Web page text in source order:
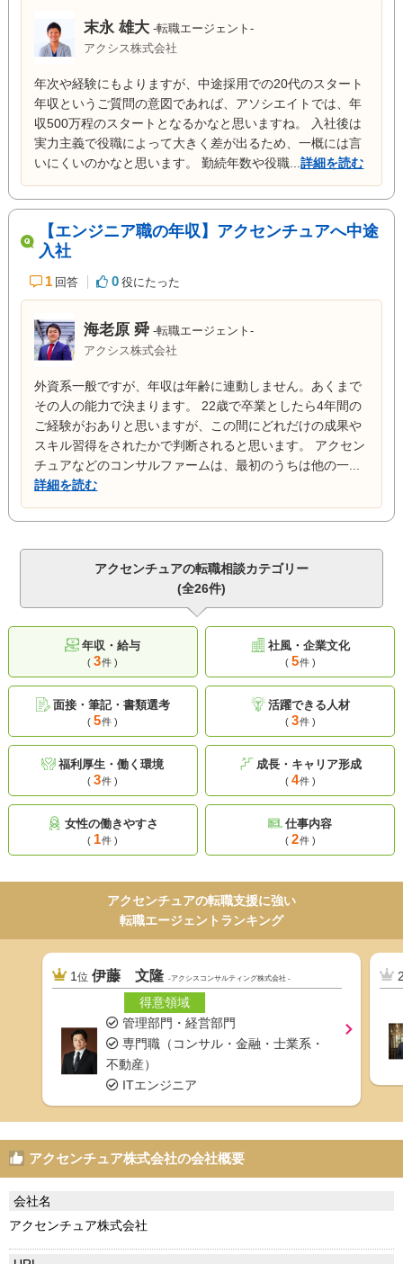
末永 雄大 -転職エージェント-
アクシス株式会社
年次や経験にもよりますが、中途採用での20代のスタート
年収というご質問の意図であれば、アソシエイトでは、年
収500万程のスタートとなるかなと思いますね。 入社後は
実力主義で役職によって大きく差が出るため、一概には言
いにくいのかなと思います。 勤続年数や役職...詳細を読む
【エンジニア職の年収】アクセンチュアへ中途
入社
1 回答 0 役にたった
海老原 舜 -転職エージェント-
アクシス株式会社
外資系一般ですが、年収は年齢に連動しません。あくまで
その人の能力で決まります。 22歳で卒業としたら4年間の
ご経験がおありと思いますが、この間にどれだけの成果や
スキル習得をされたかで判断されると思います。 アクセン
チュアなどのコンサルファームは、最初のうちは他の一...
詳細を読む
アクセンチュアの転職相談カテゴリー
(全26件)
年収・給与
(3件 )
社風・企業文化
( 5件 )
面接・筆記・書類選考
(5件 )
活躍できる人材
( 3件 )
福利厚生・働く環境
(3件 )
成長・キャリア形成
( 4件 )
女性の働きやすさ
( 1件 )
仕事内容
( 2件 )
アクセンチュアの転職支援に強い
転職エージェントランキング
1位 伊藤 文隆 -アクシスコンサルティング株式会社 -
得意領域
管理部門・経営部門
専門職（コンサル・金融・士業系・
不動産）
ITエンジニア
アクセンチュア株式会社の会社概要
会社名
アクセンチュア株式会社